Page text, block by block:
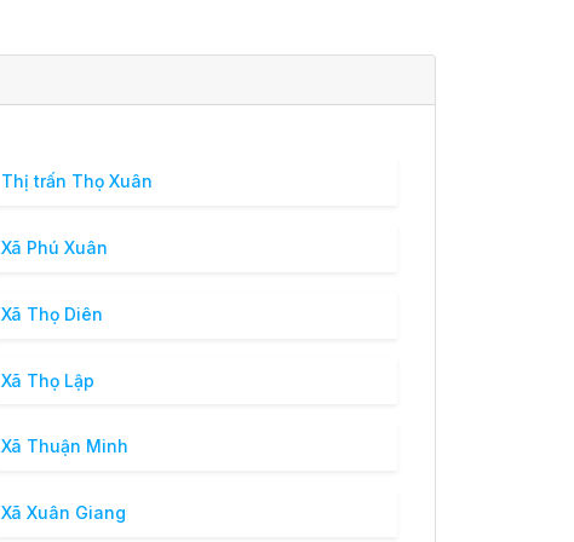
Thị trấn Thọ Xuân
Xã Phú Xuân
Xã Thọ Diên
Xã Thọ Lập
Xã Thuận Minh
Xã Xuân Giang